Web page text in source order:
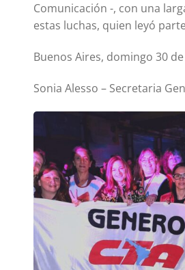
Comunicación -, con una
estas luchas, quien leyó
Buenos Aires, domingo 30
Sonia Alesso – Secretaria